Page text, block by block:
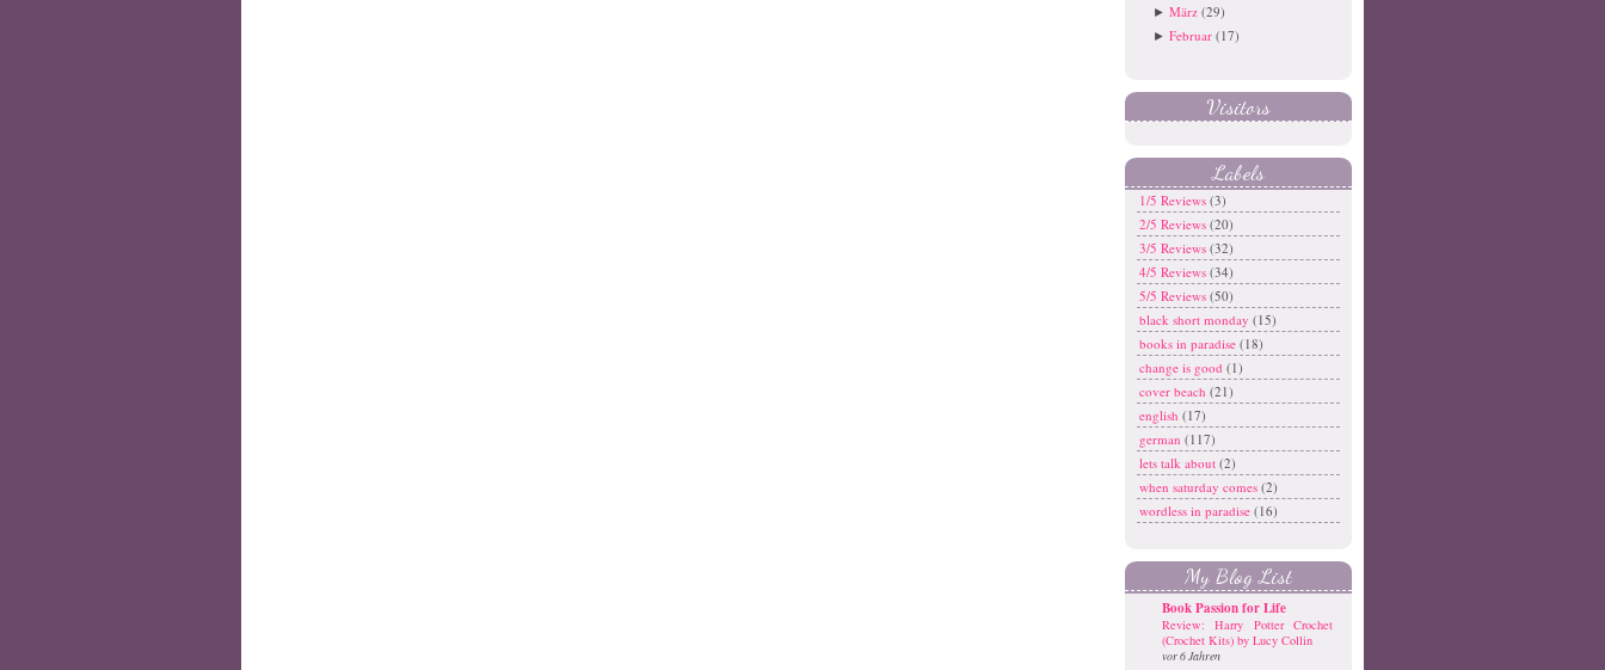
►März (29)
►Februar (17)
Visitors
Labels
1/5 Reviews (3)
2/5 Reviews (20)
3/5 Reviews (32)
4/5 Reviews (34)
5/5 Reviews (50)
black short monday (15)
books in paradise (18)
change is good (1)
cover beach (21)
english (17)
german (117)
lets talk about (2)
when saturday comes (2)
wordless in paradise (16)
My Blog List
Book Passion for Life
Review: Harry Potter Crochet
(Crochet Kits) by Lucy Collin
vor 6 Jahren